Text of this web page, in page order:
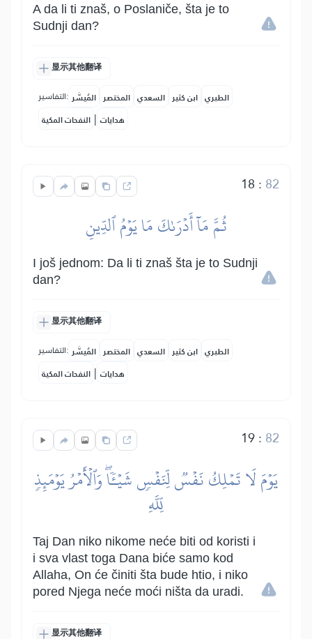
A da li ti znaš, o Poslaniče, šta je to
Sudnji dan?
显示其他翻译
التفاسير: المُيسَّر المختصر السعدي ابن كثير الطبري
النفحات المكية | هدايات
18 : 82
ثُمَّ مَآ أَدۡرَىٰكَ مَا يَوۡمُ ٱلدِّينِ
I još jednom: Da li ti znaš šta je to Sudnji
dan?
显示其他翻译
التفاسير: المُيسَّر المختصر السعدي ابن كثير الطبري
النفحات المكية | هدايات
19: 82
يَوۡمَ لَا تَمۡلِكُ نَفۡسٞ لِّنَفۡسٖ شَيۡـٔٗاۖ وَٱلۡأَمۡرُ يَوۡمَئِذٖ
لِّلَّهِ
Taj Dan niko nikome neće biti od koristi i
i sva vlast toga Dana biće samo kod
Allaha, On će činiti šta bude htio, i niko
pored Njega neće moći ništa da uradi.
显示其他翻译